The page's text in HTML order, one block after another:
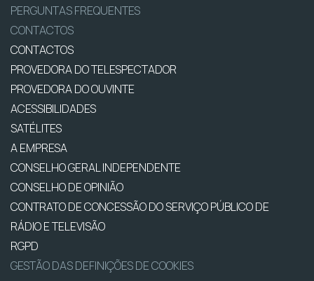
PERGUNTAS FREQUENTES
CONTACTOS
CONTACTOS
PROVEDORA DO TELESPECTADOR
PROVEDORA DO OUVINTE
ACESSIBILIDADES
SATÉLITES
A EMPRESA
CONSELHO GERAL INDEPENDENTE
CONSELHO DE OPINIÃO
CONTRATO DE CONCESSÃO DO SERVIÇO PÚBLICO DE
RÁDIO E TELEVISÃO
RGPD
GESTÃO DAS DEFINIÇÕES DE COOKIES